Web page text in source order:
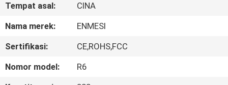
TENTANG
KAMI
TUR
PABRIK
Tempat asal:
CINA
Nama merek:
ENMESI
Sertifikasi:
CE,ROHS,FCC
Nomor model:
R6